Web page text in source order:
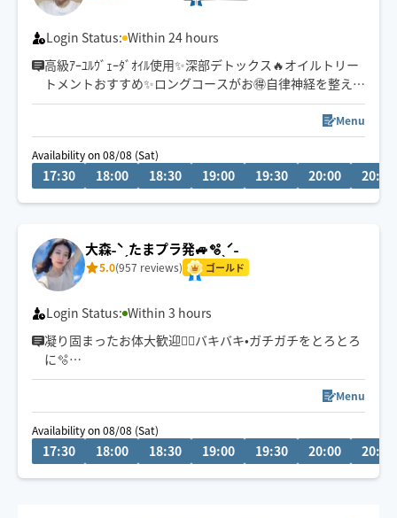
Login Status: Within 24 hours
高級ｱｰﾕﾙｳﾞｪｰﾀﾞｵｲﾙ使用✨深部デトックス🔥オイルトリー
トメントおすすめ✨ロングコースがお🉐自律神経を整えて
快眠へ😴🌈全コースドライヘッドスパ付き✨
23時半まで対応可能の場所もありますので、事前に相談
くださいませ。
🤱👶も🐕🐈も🙆‍♀️お2人以上でのご予約も大歓迎
スケジュール変動しますので右上の♡クリックでお気に
Menu
Availability on 08/08 (Sat)
17:30 18:00 18:30 19:00 19:30 20:00 20:30
大森˗ˋˏたまプラ発🚙🫧ˎˊ˗
5.0(957 reviews) ゴールド
Login Status: Within 3 hours
凝り固まったお体大歓迎❤️‍🔥バキバキ•ガチガチをとろとろ
に🫧
お子様&ペット同室歓迎◡̈
Little English OK.
Menu
Availability on 08/08 (Sat)
17:30 18:00 18:30 19:00 19:30 20:00 20:30